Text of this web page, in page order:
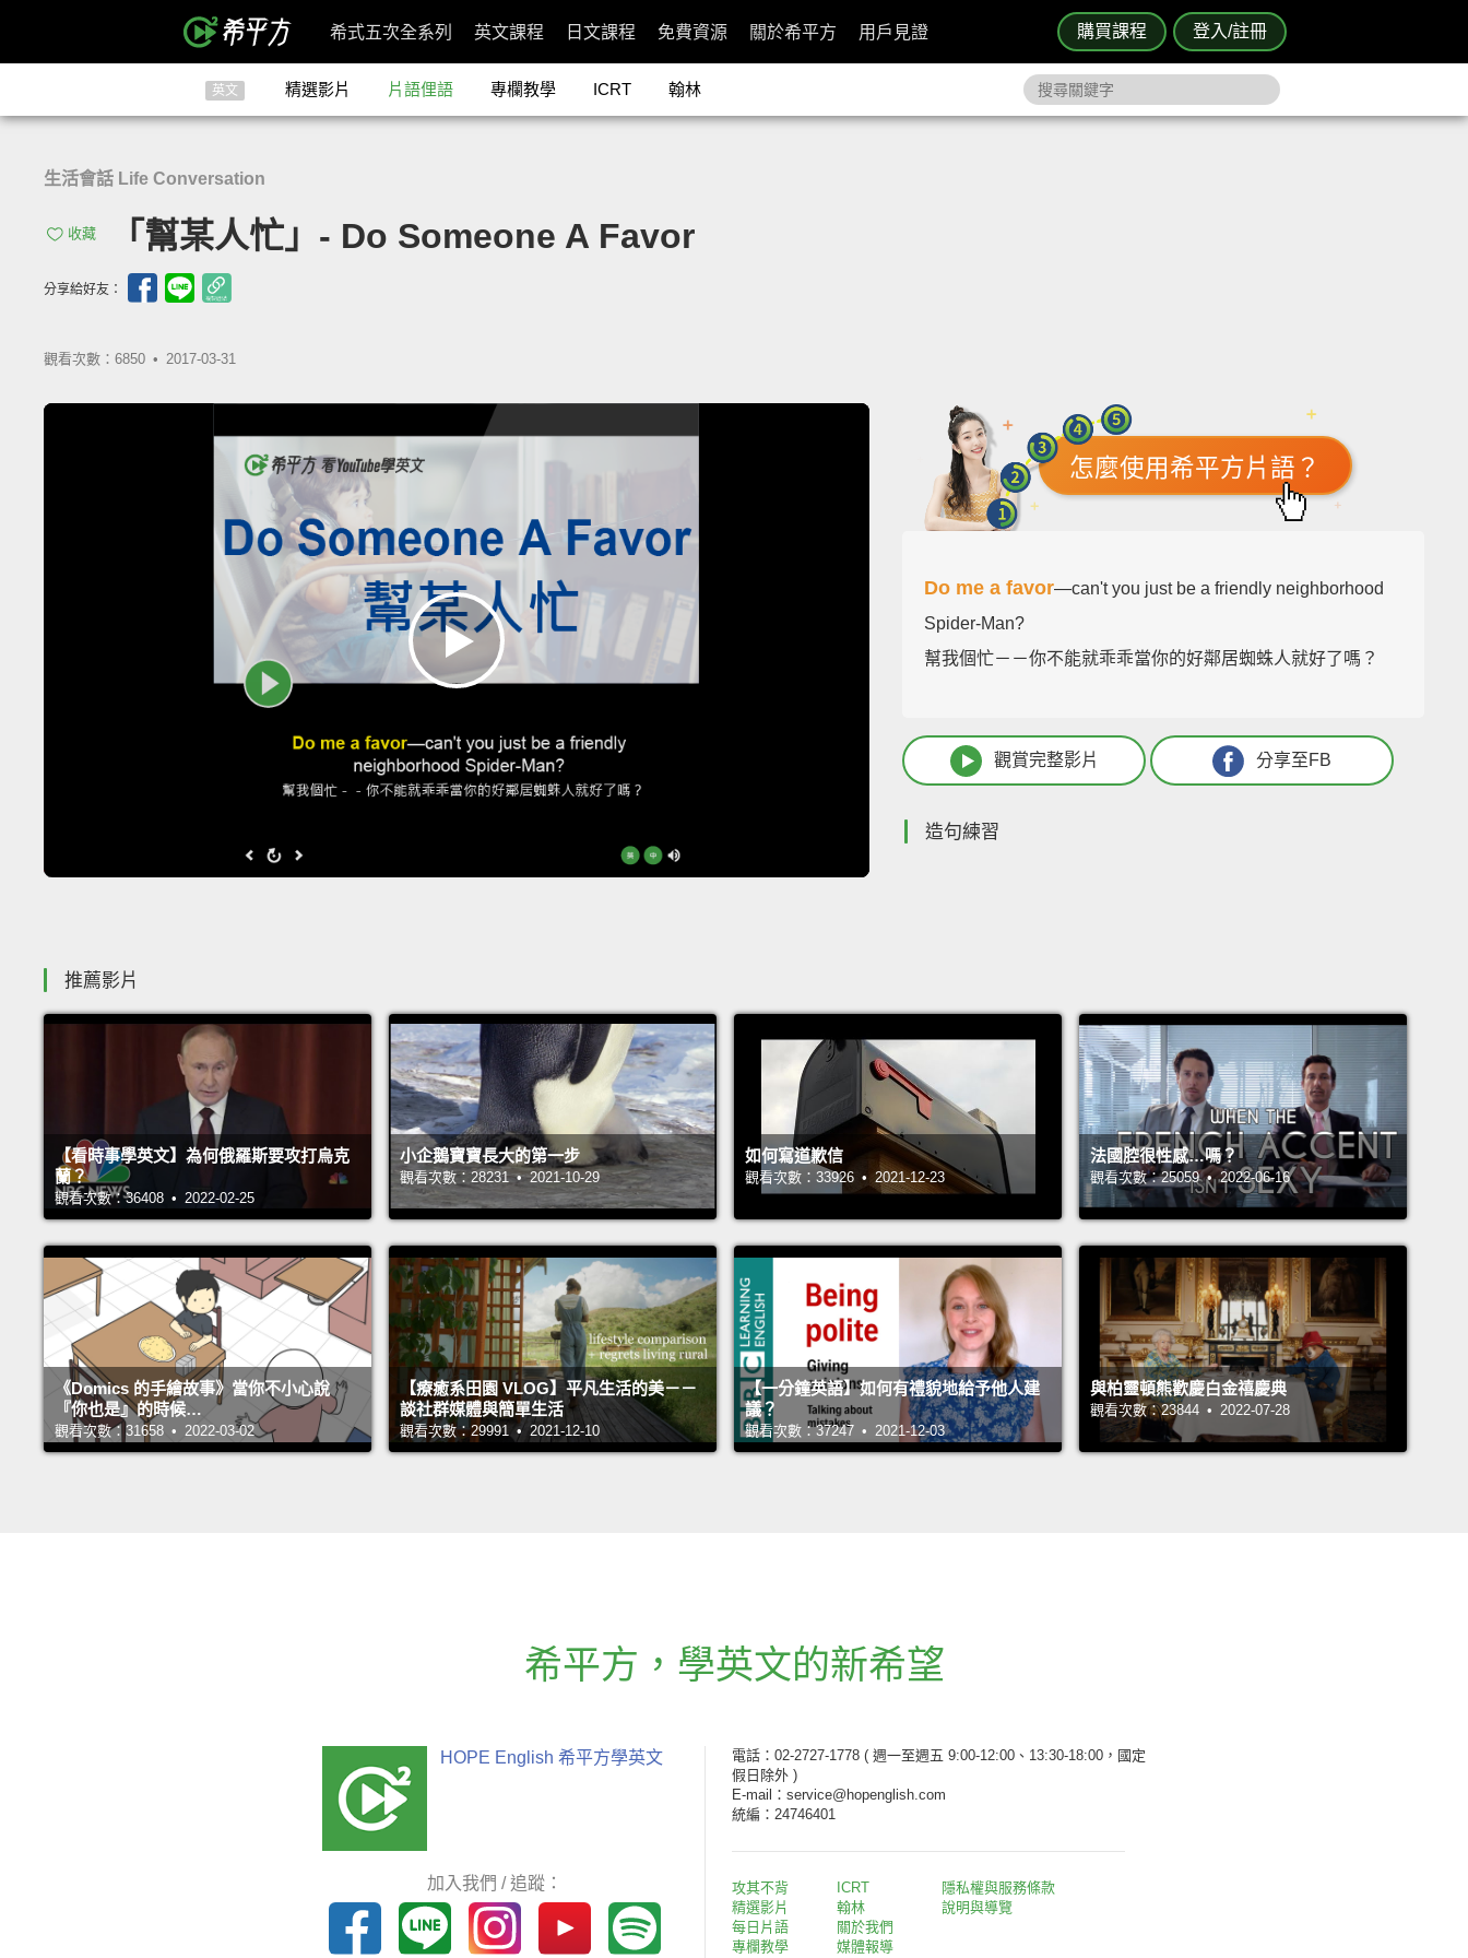
購買課程 登入/註冊
希式五次全系列 英文課程 日文課程 免費資源 關於希平方 用戶見證
英文 精選影片 片語俚語 專欄教學 ICRT 翰林
生活會話 Life Conversation
收藏 「幫某人忙」- Do Someone A Favor
分享給好友：
觀看次數：6850 • 2017-03-31
怎麼使用希平方片語？
Do me a favor—can't you just be a friendly neighborhood
Spider-Man?
幫我個忙－－你不能就乖乖當你的好鄰居蜘蛛人就好了嗎？
觀賞完整影片 分享至FB
造句練習
推薦影片
【看時事學英文】為何俄羅斯要攻打烏克
蘭？
觀看次數：36408 • 2022-02-25
小企鵝寶寶長大的第一步
觀看次數：28231 • 2021-10-29
如何寫道歉信
觀看次數：33926 • 2021-12-23
法國腔很性感…嗎？
觀看次數：25059 • 2022-06-16
《Domics 的手繪故事》當你不小心說
『你也是』的時候…
觀看次數：31658 • 2022-03-02
【療癒系田園 VLOG】平凡生活的美－－
談社群媒體與簡單生活
觀看次數：29991 • 2021-12-10
【一分鐘英語】如何有禮貌地給予他人建
議？
觀看次數：37247 • 2021-12-03
與柏靈頓熊歡慶白金禧慶典
觀看次數：23844 • 2022-07-28
希平方 ， 學英文的新希望
HOPE English 希平方學英文
加入我們 / 追蹤：
電話：02-2727-1778 ( 週一至週五 9:00-12:00、13:30-18:00，國定
假日除外 )
E-mail：service@hopenglish.com
統編：24746401
攻其不背
精選影片
每日片語
專欄教學
ICRT
翰林
關於我們
媒體報導
隱私權與服務條款
說明與導覽